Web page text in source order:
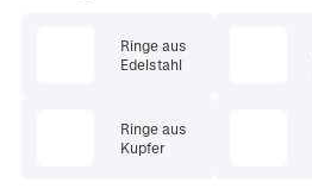
Ringe aus
Edelstahl
Ringe aus
Kupfer